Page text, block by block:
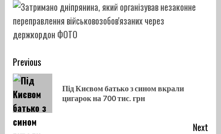
Continue
Reading
Previous
Під Києвом батько з сином вкрали
цигарок на 700 тис. грн
Next